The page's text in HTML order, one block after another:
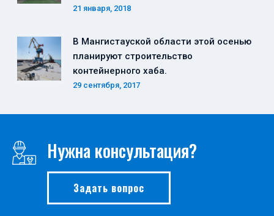
21 января, 2018
В Мангистауской области этой осенью
планируют строительство
контейнерного хаба.
29 сентября, 2017
Нужна консультация?
Задать вопрос